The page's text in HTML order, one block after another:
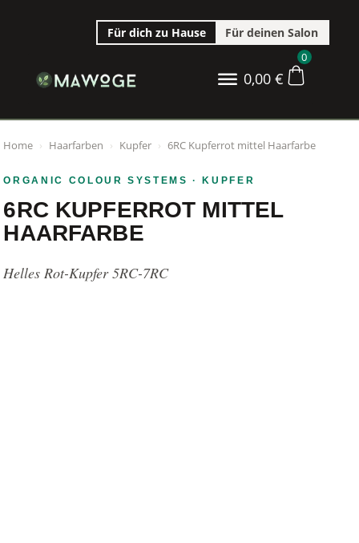
Für dich zu Hause Für deinen Salon
0,00 €
0
Home › Haarfarben › Kupfer › 6RC Kupferrot mittel Haarfarbe
ORGANIC COLOUR SYSTEMS · KUPFER
6RC KUPFERROT MITTEL
HAARFARBE
Helles Rot-Kupfer 5RC-7RC